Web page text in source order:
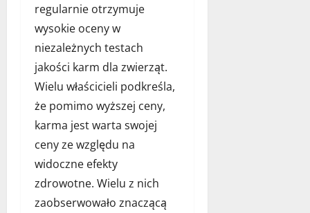
regularnie otrzymuje
wysokie oceny w
niezależnych testach
jakości karm dla zwierząt.
Wielu właścicieli podkreśla,
że pomimo wyższej ceny,
karma jest warta swojej
ceny ze względu na
widoczne efekty
zdrowotne. Wielu z nich
zaobserwowało znaczącą